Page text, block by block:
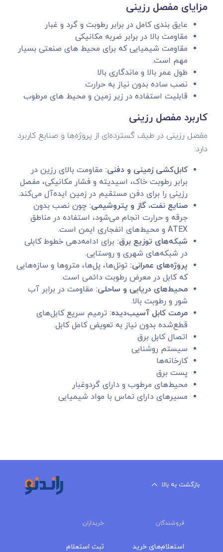
مزایای مفصل رزینی
عایق‌ بندی کامل در برابر رطوبت و گرد و غبار
مقاومت بالا در برابر ضربه مکانیکی
مقاومت شیمیایی که برای محیط های صنعتی بسیار
مهم است.
طول عمر بالا و ماندگاری بالا
نصب ساده بدون نیاز به حرارت
قابلیت استفاده در زیر زمین و محیط‌ های مرطوب
کاربرد مفصل رزینی
مفصل رزینی در طیف گسترده‌ای از پروژه‌ها و صنایع کاربرد
دارد:
کابل‌کشی زمینی و دفنی: مقاومت بالای رزین در
برابر رطوبت خاک، اسیدیته و فشار مکانیکی، مفصل
رزینی را برای دفن مستقیم در زمین ایده‌آل می‌کند.
صنایع نفت، گاز و پتروشیمی: چون نصب بدون
جرقه و حرارت انجام می‌شود، استفاده در مناطق
ATEX و محیط‌های انفجاری ایمن است.
شبکه‌های توزیع برق: برای ادامه‌دهی خطوط کابلی
در شبکه‌های شهری و روستایی.
پروژه‌های عمرانی: تونل‌ها، پل‌ها، متروها و سازه‌هایی
که کابل در معرض رطوبت دائمی است.
محیط‌های دریایی و ساحلی: مقاومت در برابر آب
شور و رطوبت بالا.
مرمت کابل آسیب‌دیده: ترمیم سریع کابل‌های
قطع‌شده بدون نیاز به تعویض کامل کابل.
اتصال کابل برق
سیستم روشنایی
کارخانه‌ها
پست برق
محیط‌های مرطوب و دارای گردوغبار
مسیرهای دارای تماس با مواد شیمیایی
بازگشت به بالا
فروشندگان خریداران
استعلام‌های خرید ثبت استعلام